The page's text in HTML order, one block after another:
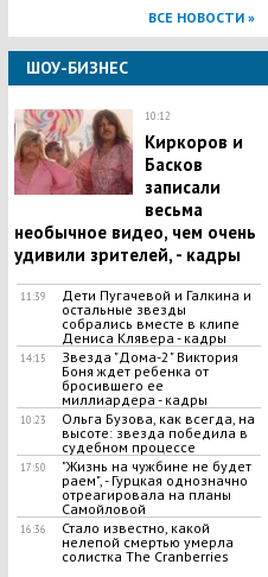
ВСЕ НОВОСТИ »
ШОУ-БИЗНЕС
10:12
​Киркоров и
Басков
записали
весьма
необычное видео, чем очень
удивили зрителей, - кадры
11:39
​Дети Пугачевой и Галкина и
остальные звезды
собрались вместе в клипе
Дениса Клявера - кадры
14:15
​Звезда "Дома-2" Виктория
Боня ждет ребенка от
бросившего ее
миллиардера - кадры
10:23
Ольга Бузова, как всегда, на
высоте: звезда победила в
судебном процессе
17:50
"Жизнь на чужбине не будет
раем", - Гурцкая однозначно
отреагировала на планы
Самойловой
16:36
​Стало известно, какой
нелепой смертью умерла
солистка The Cranberries